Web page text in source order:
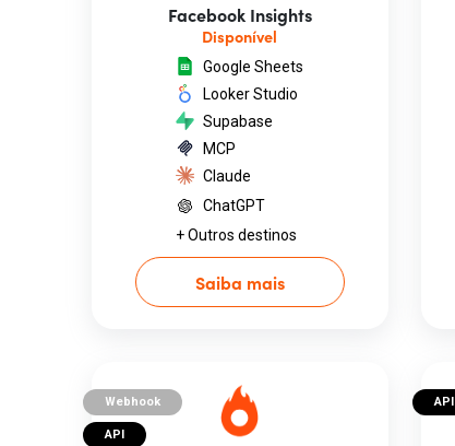
Facebook Insights
Disponível
Google Sheets
Looker Studio
Supabase
MCP
Claude
ChatGPT
+ Outros destinos
Saiba mais
Webhook
API
API